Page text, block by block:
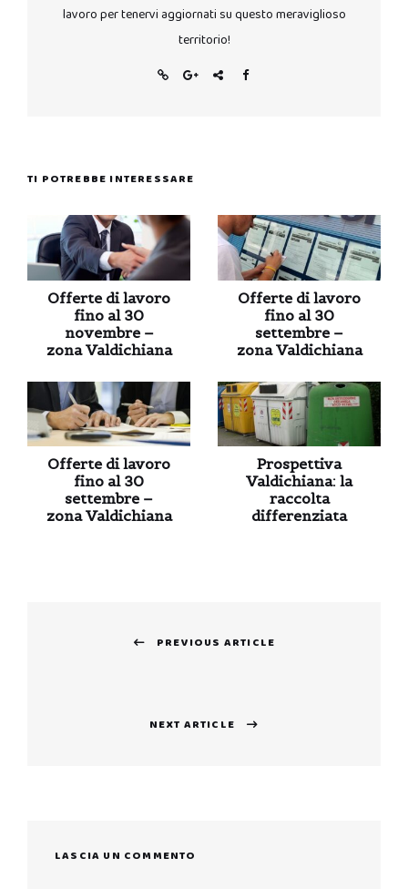
lavoro per tenervi aggiornati su questo meraviglioso
territorio!
TI POTREBBE INTERESSARE
Offerte di lavoro
fino al 30
novembre –
zona Valdichiana
Offerte di lavoro
fino al 30
settembre –
zona Valdichiana
Offerte di lavoro
fino al 30
settembre –
zona Valdichiana
Prospettiva
Valdichiana: la
raccolta
differenziata
PREVIOUS ARTICLE
NEXT ARTICLE
LASCIA UN COMMENTO